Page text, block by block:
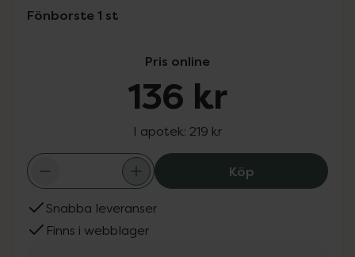
Fönborste 1 st
Pris online
136 kr
I apotek: 219 kr
KöpWetbrush Go
Snabba leveranser
Finns i webblager